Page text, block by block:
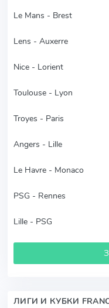
Le Mans - Brest
Lens - Auxerre
Nice - Lorient
Toulouse - Lyon
Troyes - Paris
Angers - Lille
Le Havre - Monaco
PSG - Rennes
Lille - PSG
ЛИГИ И КУБКИ